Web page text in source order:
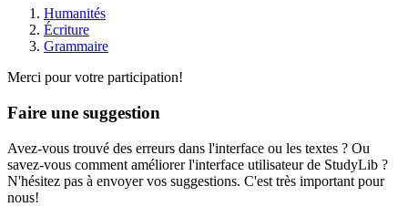
Humanités
Écriture
Grammaire
Merci pour votre participation!
Faire une suggestion
Avez-vous trouvé des erreurs dans l'interface ou les textes ? Ou
savez-vous comment améliorer l'interface utilisateur de StudyLib ?
N'hésitez pas à envoyer vos suggestions. C'est très important pour
nous!